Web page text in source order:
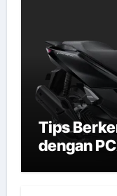
Tips
dengan